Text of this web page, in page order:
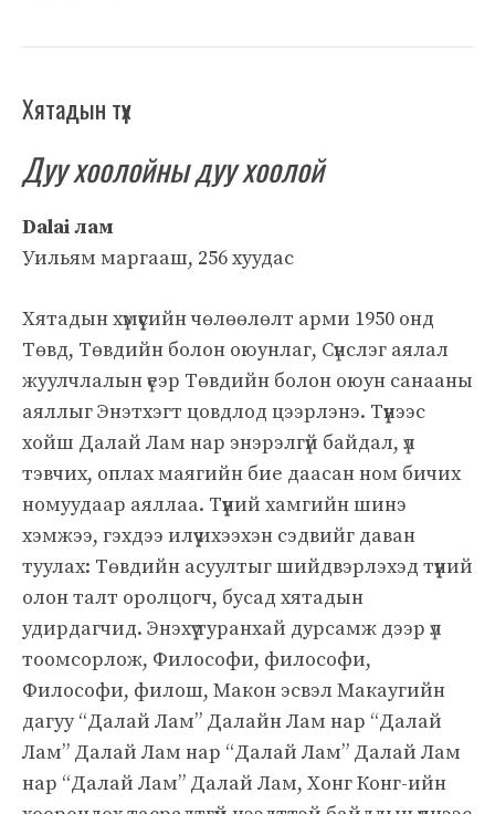
Хятадын түүх
Дуу хоолойны дуу хоолой
Dalai лам
Уильям маргааш, 256 хуудас
Хятадын хүмүүсийн чөлөөлөлт арми 1950 онд
Төвд, Төвдийн болон оюунлаг, Сүнслэг аялал
жуулчлалын үеэр Төвдийн болон оюун санааны
аяллыг Энэтхэгт цовдлод цээрлэнэ. Түүнээс
хойш Далай Лам нар энэрэлгүй байдал, үл
тэвчих, оплах маягийн бие даасан ном бичих
номуудаар аяллаа. Түүний хамгийн шинэ
хэмжээ, гэхдээ илүү ихээхэн сэдвийг даван
туулах: Төвдийн асуултыг шийдвэрлэхэд түүний
олон талт оролцогч, бусад хятадын
удирдагчид. Энэхүү туранхай дурсамж дээр үл
тоомсорлож, Философи, философи,
Философи, филош, Макон эсвэл Макаугийн
дагуу “Далай Лам” Далайн Лам нар “Далай
Лам” Далай Лам нар “Далай Лам” Далай Лам
нар “Далай Лам” Далай Лам, Хонг Конг-ийн